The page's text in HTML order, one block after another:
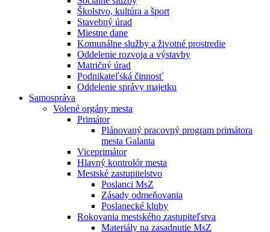
Školstvo, kultúra a šport
Stavebný úrad
Miestne dane
Komunálne služby a životné prostredie
Oddelenie rozvoja a výstavby
Matričný úrad
Podnikateľská činnosť
Oddelenie správy majetku
Samospráva
Volené orgány mesta
Primátor
Plánovaný pracovný program primátora
mesta Galanta
Viceprimátor
Hlavný kontrolór mesta
Mestské zastupitelstvo
Poslanci MsZ
Zásady odmeňovania
Poslanecké kluby
Rokovania mestského zastupiteľstva
Materiály na zasadnutie MsZ